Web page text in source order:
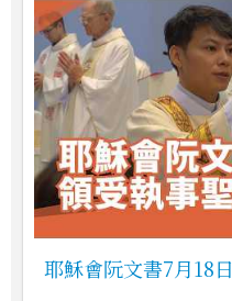
耶穌會阮文書7月18